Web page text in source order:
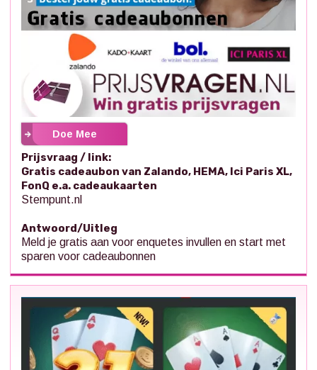
Doe Mee
Prijsvraag / link:
Gratis cadeaubon van Zalando, HEMA, Ici Paris XL,
FonQ e.a. cadeaukaarten
Stempunt.nl
Antwoord/Uitleg
Meld je gratis aan voor enquetes invullen en start met
sparen voor cadeaubonnen